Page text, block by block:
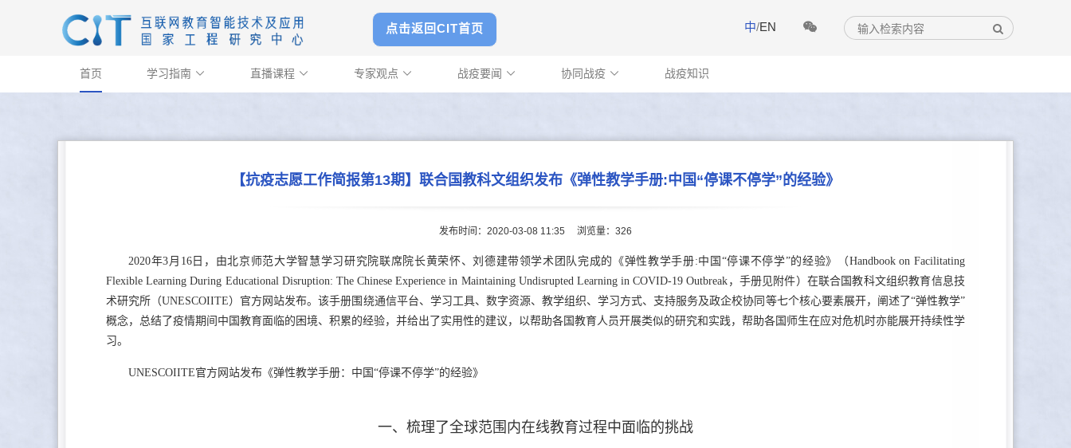
点击返回CIT首页 中/EN
首页 学习指南  直播课程  专家观点  战疫要闻  协同战疫  战疫知识
【抗疫志愿工作简报第13期】联合国教科文组织发布《弹性教学手册:中国“停课不停学”的经验》
发布时间：2020-03-08 11:35 浏览量： 326
2020年3月16日，由北京师范大学智慧学习研究院联席院长黄荣怀、刘德建带领学术团队完成的《弹性教学手册:中国“停课不停学”的经验》（Handbook on Facilitating
Flexible Learning During Educational Disruption: The Chinese Experience in Maintaining Undisrupted Learning in COVID-19 Outbreak，手册见附件）在联合国教科文组织教育信息技
术研究所（UNESCOIITE）官方网站发布。该手册围绕通信平台、学习工具、数字资源、教学组织、学习方式、支持服务及政企校协同等七个核心要素展开，阐述了“弹性教学”
概念，总结了疫情期间中国教育面临的困境、积累的经验，并给出了实用性的建议，以帮助各国教育人员开展类似的研究和实践，帮助各国师生在应对危机时亦能展开持续性学
习。
UNESCOIITE官方网站发布《弹性教学手册：中国“停课不停学”的经验》
一、梳理了全球范围内在线教育过程中面临的挑战